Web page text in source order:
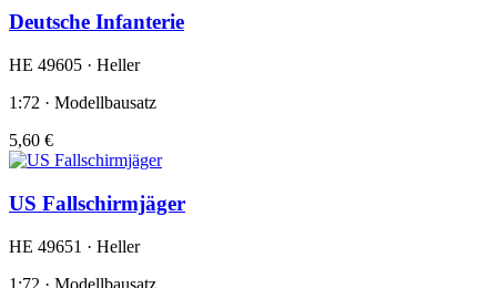
Deutsche Infanterie
HE 49605 · Heller
1:72 · Modellbausatz
5,60 €
US Fallschirmjäger
HE 49651 · Heller
1:72 · Modellbausatz